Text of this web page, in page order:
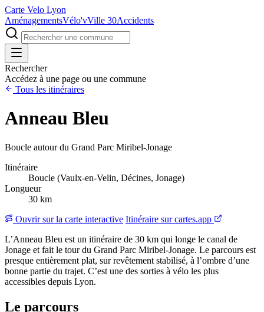
Carte Velo Lyon
AménagementsVélo'vVille 30Accidents
Rechercher
Accédez à une page ou une commune
Tous les itinéraires
Anneau Bleu
Boucle autour du Grand Parc Miribel-Jonage
Itinéraire
Boucle (Vaulx-en-Velin, Décines, Jonage)
Longueur
30 km
Ouvrir sur la carte interactive Itinéraire sur cartes.app
L’Anneau Bleu est un itinéraire de 30 km qui longe le canal de
Jonage et fait le tour du Grand Parc Miribel-Jonage. Le parcours est
presque entièrement plat, sur revêtement stabilisé, à l’ombre d’une
bonne partie du trajet. C’est une des sorties à vélo les plus
accessibles depuis Lyon.
Le parcours